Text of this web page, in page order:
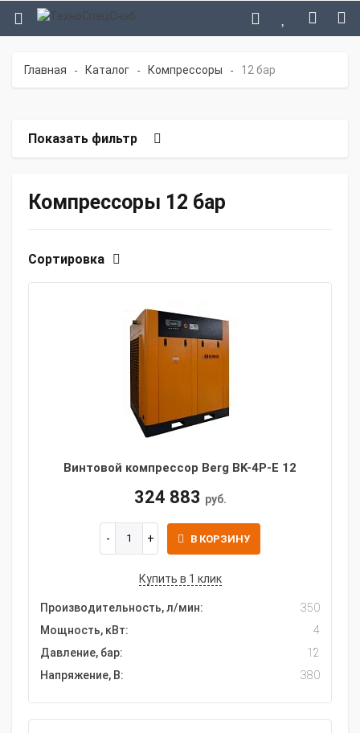
Главная - Каталог - Компрессоры - 12 бар
Показать фильтр
Компрессоры 12 бар
Сортировка
Винтовой компрессор Berg BK-4P-E 12
324 883 руб.
В КОРЗИНУ
Купить в 1 клик
Производительность, л/мин:
350
Мощность, кВт:
4
Давление, бар:
12
Напряжение, В:
380